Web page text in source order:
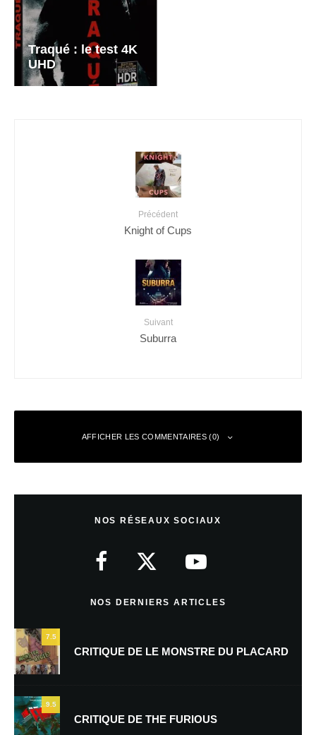
Traqué : le test 4K
UHD
Précédent
Knight of Cups
Suivant
Suburra
AFFICHER LES COMMENTAIRES (0)
NOS RÉSEAUX SOCIAUX
NOS DERNIERS ARTICLES
7.5
CRITIQUE DE LE MONSTRE DU PLACARD
9.5
CRITIQUE DE THE FURIOUS